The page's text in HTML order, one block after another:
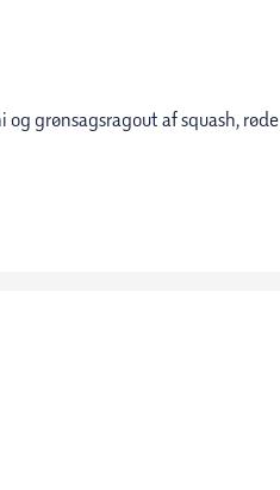
grønsagsragout af squash, røde